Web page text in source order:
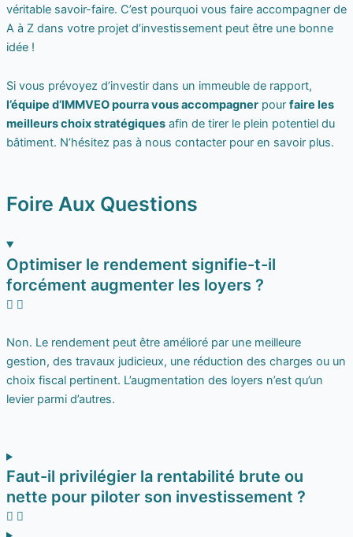
véritable savoir-faire. C’est pourquoi vous faire accompagner de
A à Z dans votre projet d’investissement peut être une bonne
idée !
Si vous prévoyez d’investir dans un immeuble de rapport,
l’équipe d’IMMVEO pourra vous accompagnerpour faire les
meilleurs choix stratégiquesafin de tirer le plein potentiel du
bâtiment. N’hésitez pas à nous contacter pour en savoir plus.
Foire Aux Questions
Optimiser le rendement signifie-t-il
forcément augmenter les loyers ?
Non. Le rendement peut être amélioré par une meilleure
gestion, des travaux judicieux, une réduction des charges ou un
choix fiscal pertinent. L’augmentation des loyers n’est qu’un
levier parmi d’autres.
Faut-il privilégier la rentabilité brute ou
nette pour piloter son investissement ?